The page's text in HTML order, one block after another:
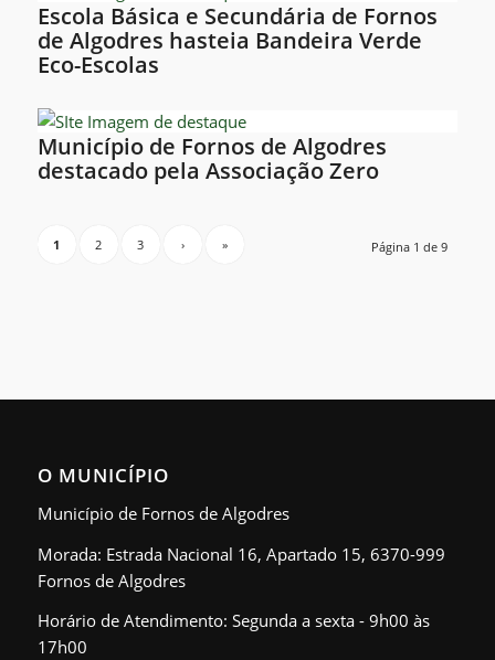
Escola Básica e Secundária de Fornos
de Algodres hasteia Bandeira Verde
Eco-Escolas
Município de Fornos de Algodres
destacado pela Associação Zero
Página 1 de 9
1 2 3 › »
O MUNICÍPIO
Município de Fornos de Algodres
Morada: Estrada Nacional 16, Apartado 15, 6370-999
Fornos de Algodres
Horário de Atendimento: Segunda a sexta - 9h00 às
17h00